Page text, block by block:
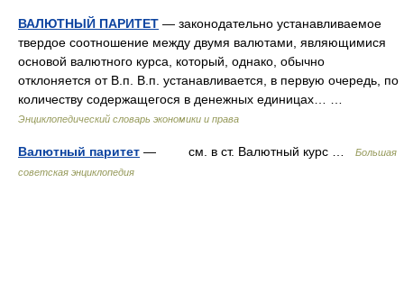
ВАЛЮТНЫЙ ПАРИТЕТ — законодательно устанавливаемое
твердое соотношение между двумя валютами, являющимися
основой валютного курса, который, однако, обычно
отклоняется от В.п. В.п. устанавливается, в первую очередь, по
количеству содержащегося в денежных единицах… …
Энциклопедический словарь экономики и права
Валютный паритет — см. в ст. Валютный курс …
Большая
советская энциклопедия